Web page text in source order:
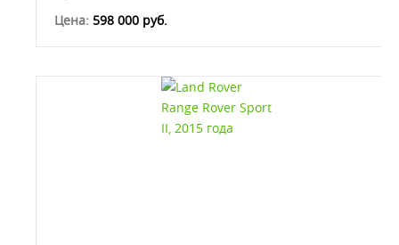
Цена: 598 000 руб.